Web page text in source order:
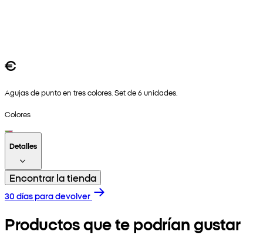
€
Agujas de punto en tres colores. Set de 6 unidades.
Colores
Detalles
Encontrar la tienda
30 días para devolver
Productos que te podrían gustar